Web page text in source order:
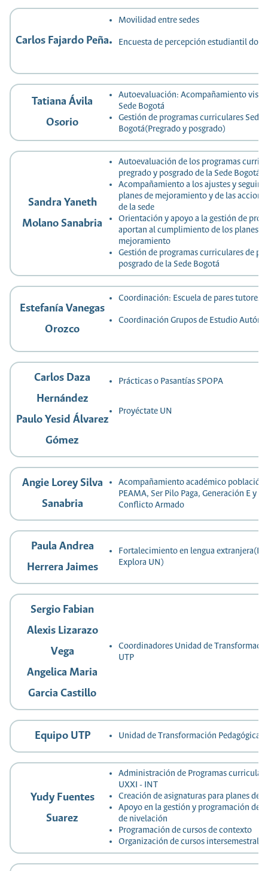
Carlos Fajardo Peña
Movilidad entre sedes
Encuesta de percepción estudiantil
Tatiana Ávila
Osorio
Autoevaluación: Acompañamiento
Sede Bogotá
Gestión de programas curriculares Sede
Bogotá(Pregrado y posgrado)
Sandra Yaneth
Molano Sanabria
Autoevaluación de los programas
pregrado y posgrado de la Sede Bogotá
Acompañamiento a los ajustes y
planes de mejoramiento y de las
de la sede
Orientación y apoyo a la gestión de
aportan al cumplimiento de los planes
mejoramiento
Gestión de programas curriculares de
posgrado de la Sede Bogotá
Estefanía Vanegas
Orozco
Coordinación: Escuela de pares tutores
Coordinación Grupos de Estudio
Carlos Daza
Hernández
Paulo Yesid Álvarez
Gómez
Prácticas o Pasantías SPOPA
Proyéctate UN
Angie Lorey Silva
Sanabria
Acompañamiento académico población:
PEAMA, Ser Pilo Paga, Generación E y
Conflicto Armado
Paula Andrea
Herrera Jaimes
Fortalecimiento en lengua
Explora UN)
Sergio Fabian
Alexis Lizarazo
Vega
Angelica Maria
Garcia Castillo
Coordinadores Unidad de
UTP
Equipo UTP Unidad de Transformación Pedagógica
Yudy Fuentes
Suarez
Administración de Programas
UXXI - INT
Creación de asignaturas para planes de
Apoyo en la gestión y programación de
de nivelación
Programación de cursos de contexto
Organización de cursos intersemestrales